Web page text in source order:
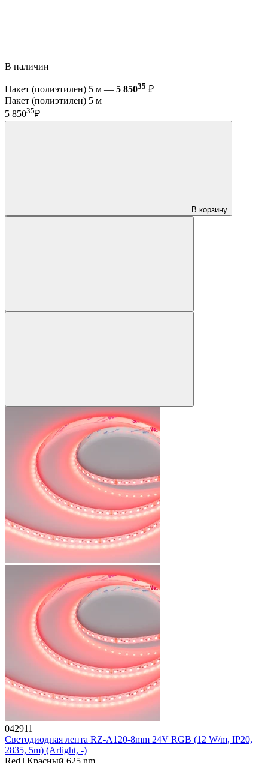
В наличии
Пакет (полиэтилен) 5 м — 5 85035 ₽
Пакет (полиэтилен) 5 м
5 85035₽
В корзину
042911
Светодиодная лента RZ-A120-8mm 24V RGB (12 W/m, IP20,
2835, 5m) (Arlight, -)
Red | Красный 625 nm